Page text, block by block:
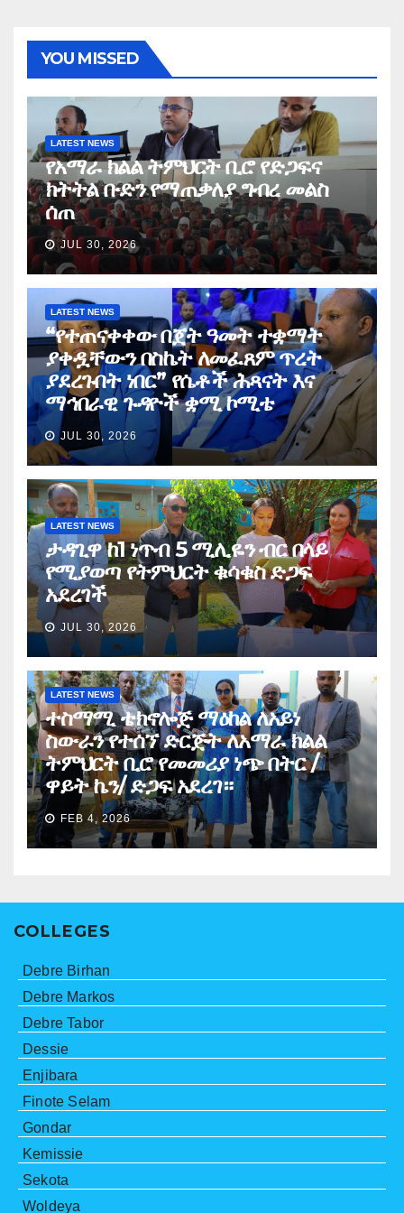
YOU MISSED
LATEST NEWS
የአማራ ክልል ትምህርት ቢሮ የድጋፍና
ክትትል ቡድን የማጠቃለያ ግብረ መልስ
ሰጠ
JUL 30, 2026
LATEST NEWS
“የተጠናቀቀው በጀት ዓመት ተቋማት
ያቀዷቸውን በስኬት ለመፈጸም ጥረት
ያደረጉበት ነበር” የሴቶች ሕጻናት እና
ማኅበራዊ ጉዳዮች ቋሚ ኮሚቴ
JUL 30, 2026
LATEST NEWS
ታዳጊዋ ከ1 ነጥብ 5 ሚሊዬን ብር በላይ
የሚያወጣ የትምህርት ቁሳቁስ ድጋፍ
አደረገች
JUL 30, 2026
LATEST NEWS
ተስማሚ ቴክኖሎጅ ማዕከል ለአይነ
ስውራን የተሰኘ ድርጅት ለአማራ ክልል
ትምህርት ቢሮ የመመሪያ ነጭ በትር /
ዋይት ኬን/ ድጋፍ አደረገ።
FEB 4, 2026
COLLEGES
Debre Birhan
Debre Markos
Debre Tabor
Dessie
Enjibara
Finote Selam
Gondar
Kemissie
Sekota
Woldeya